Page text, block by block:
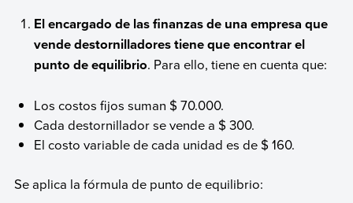
El encargado de las finanzas de una empresa que
vende destornilladores tiene que encontrar el
punto de equilibrio. Para ello, tiene en cuenta que:
Los costos fijos suman $ 70.000.
Cada destornillador se vende a $ 300.
El costo variable de cada unidad es de $ 160.
Se aplica la fórmula de punto de equilibrio: